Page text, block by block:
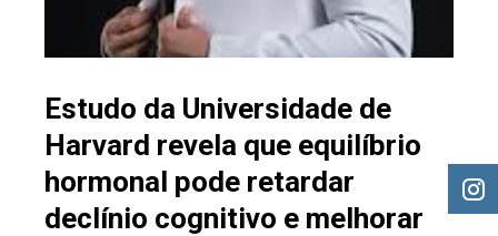
Estudo da Universidade de
Harvard revela que equilíbrio
hormonal pode retardar
declínio cognitivo e melhorar